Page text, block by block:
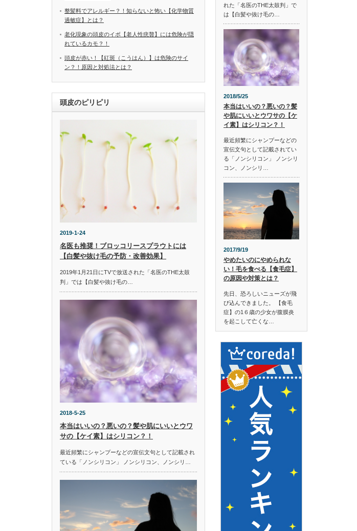
整髪料でアレルギー？！知らないと怖い【化学物質
過敏症】とは？
老化現象の頭皮のイボ【老人性疣贅】には危険が隠
れているカモ？！
頭皮が赤い！【紅斑（こうはん）】は危険のサイ
ン？！原因と対処法とは？
頭皮のピリピリ
2019-1-24
名医も推奨！ブロッコリースプラウトには
【白髪や抜け毛の予防・改善効果】
2019年1月21日にTVで放送された「名医のTHE太鼓
判」では【白髪や抜け毛の…
2018-5-25
本当はいいの？悪いの？髪や肌にいいとウワ
サの【ケイ素】はシリコン？！
最近頻繁にシャンプーなどの宣伝文句として記載され
ている「ノンシリコン」 ノンシリコン、ノンシリ…
れた「名医のTHE太鼓判」で
は【白髪や抜け毛の…
2018/5/25
本当はいいの？悪いの？髪
や肌にいいとウワサの【ケ
イ素】はシリコン？！
最近頻繁にシャンプーなどの
宣伝文句として記載されてい
る「ノンシリコン」 ノンシリ
コン、ノンシリ…
2017/9/19
やめたいのにやめられな
い！毛を食べる【食毛症】
の原因や対策とは？
先日、恐ろしいニューズが飛
び込んできました。 【食毛
症】の1６歳の少女が腹膜炎
を起こして亡くな…